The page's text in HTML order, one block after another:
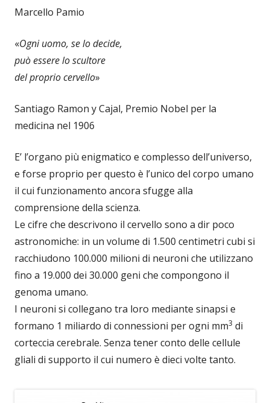
Marcello Pamio
«Ogni uomo, se lo decide,
può essere lo scultore
del proprio cervello»
Santiago Ramon y Cajal, Premio Nobel per la
medicina nel 1906
E’ l’organo più enigmatico e complesso dell’universo,
e forse proprio per questo è l’unico del corpo umano
il cui funzionamento ancora sfugge alla
comprensione della scienza.
Le cifre che descrivono il cervello sono a dir poco
astronomiche: in un volume di 1.500 centimetri cubi si
racchiudono 100.000 milioni di neuroni che utilizzano
fino a 19.000 dei 30.000 geni che compongono il
genoma umano.
I neuroni si collegano tra loro mediante sinapsi e
formano 1 miliardo di connessioni per ogni mm3 di
corteccia cerebrale. Senza tener conto delle cellule
gliali di supporto il cui numero è dieci volte tanto.